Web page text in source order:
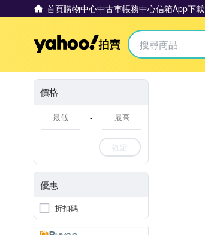
首頁購物中心中古車帳務中心信箱App下載
Yahoo拍賣
價格
-
確定
優惠
折扣碼